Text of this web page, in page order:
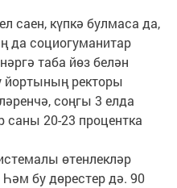
саен, күпкә булмаса да,
да социогуманитар
таба йөз белән
йортының ректоры
соңгы 3 елда
20-23 процентка
өтенлекләр
Һәм бу дөрестер дә. 90